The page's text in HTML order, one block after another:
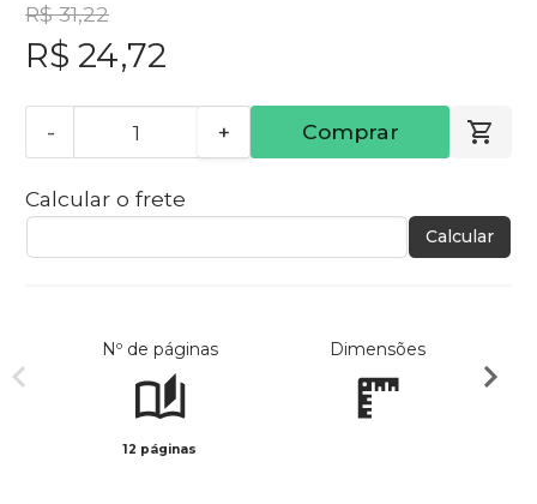
R$ 31,22
R$ 24,72
- + Comprar
Calcular o frete
Calcular
Nº de páginas
12 páginas
Dimensões